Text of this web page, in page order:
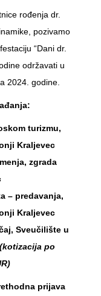
rođenja dr.
pozivamo
“Dani dr.
održavati u
2024. godine.
turizmu,
Kraljevec
zgrada
– predavanja,
Kraljevec
Sveučilište u
(kotizacija po
prijava